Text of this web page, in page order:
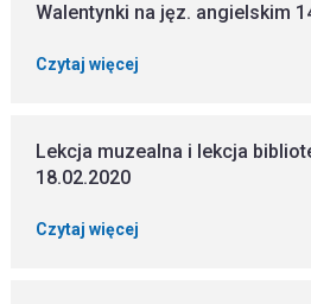
Walentynki na jęz. angielskim
Czytaj więcej
Lekcja muzealna i lekcja
18.02.2020
Czytaj więcej